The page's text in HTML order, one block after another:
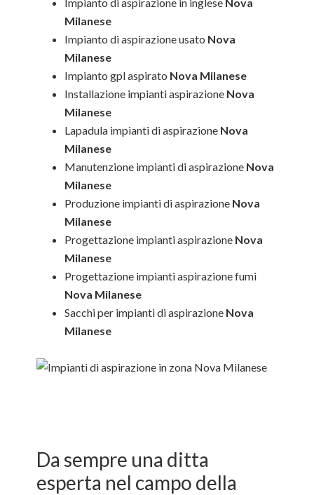
Milanese
Impianto di aspirazione usato Nova
Milanese
Impianto gpl aspirato Nova Milanese
Installazione impianti aspirazione Nova
Milanese
Lapadula impianti di aspirazione Nova
Milanese
Manutenzione impianti di aspirazione Nova
Milanese
Produzione impianti di aspirazione Nova
Milanese
Progettazione impianti aspirazione Nova
Milanese
Progettazione impianti aspirazione fumi
Nova Milanese
Sacchi per impianti di aspirazione Nova
Milanese
Da sempre una ditta
esperta nel campo della